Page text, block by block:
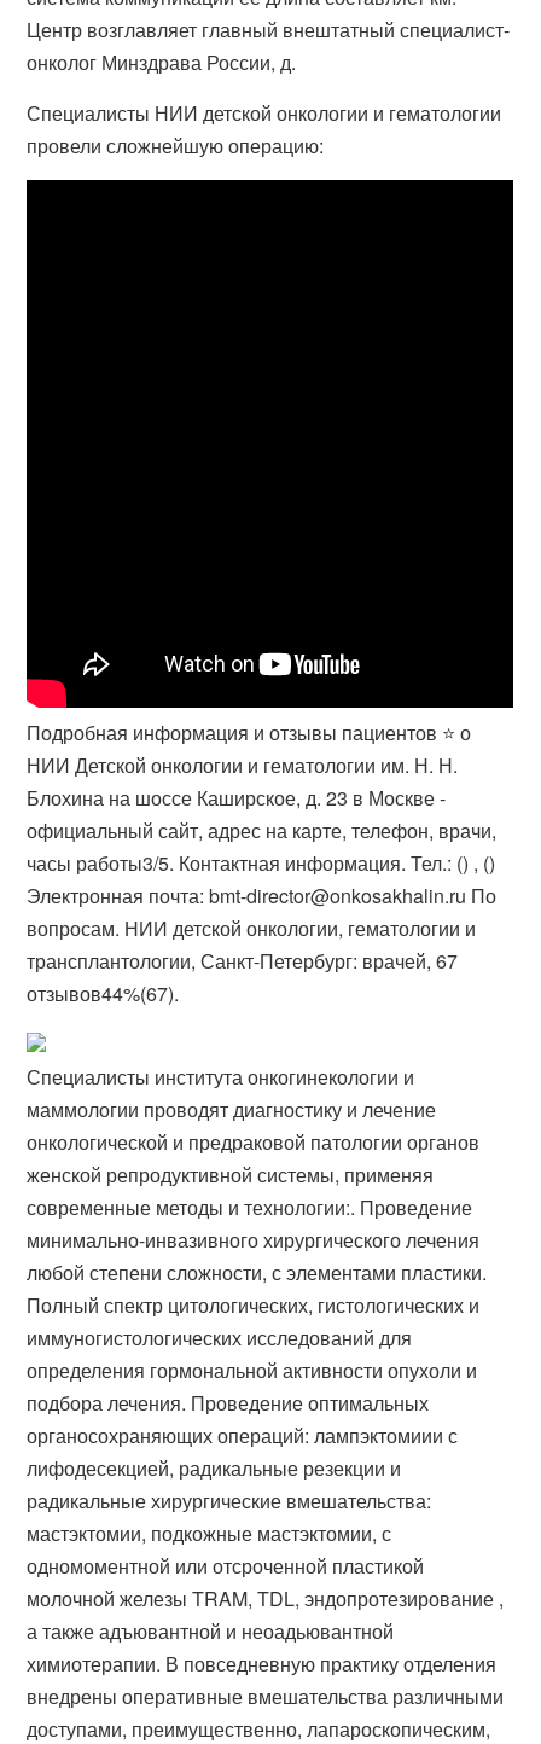
Центр возглавляет главный внештатный специалист-
онколог Минздрава России, д.
Специалисты НИИ детской онкологии и гематологии
провели сложнейшую операцию:
Подробная информация и отзывы пациентов ⭐️ о
НИИ Детской онкологии и гематологии им. Н. Н.
Блохина на шоссе Каширское, д. 23 в Москве -
официальный сайт, адрес на карте, телефон, врачи,
часы работы3/5. Контактная информация. Тел.: () , ()
Электронная почта: bmt-director@onkosakhalin.ru По
вопросам. НИИ детской онкологии, гематологии и
трансплантологии, Санкт-Петербург: врачей, 67
отзывов44%(67).
Специалисты института онкогинекологии и
маммологии проводят диагностику и лечение
онкологической и предраковой патологии органов
женской репродуктивной системы, применяя
современные методы и технологии:. Проведение
минимально-инвазивного хирургического лечения
любой степени сложности, с элементами пластики.
Полный спектр цитологических, гистологических и
иммуногистологических исследований для
определения гормональной активности опухоли и
подбора лечения. Проведение оптимальных
органосохраняющих операций: лампэктомиии с
лифодесекцией, радикальные резекции и
радикальные хирургические вмешательства:
мастэктомии, подкожные мастэктомии, с
одномоментной или отсроченной пластикой
молочной железы TRAM, TDL, эндопротезирование ,
а также адъювантной и неоадьювантной
химиотерапии. В повседневную практику отделения
внедрены оперативные вмешательства различными
доступами, преимущественно, лапароскопическим,